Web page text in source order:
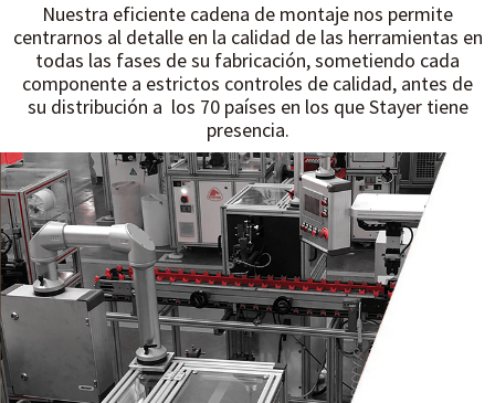
Nuestra eficiente cadena de montaje nos permite
centrarnos al detalle en la calidad de las herramientas en
todas las fases de su fabricación, sometiendo cada
componente a estrictos controles de calidad, antes de
su distribución a los 70 países en los que Stayer tiene
presencia.